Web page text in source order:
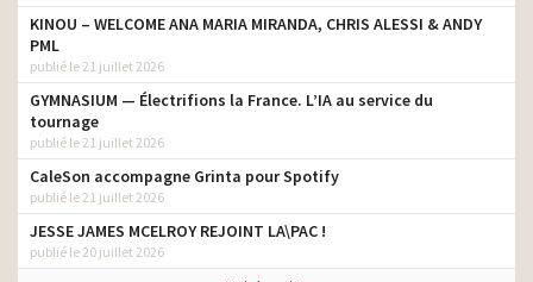
KINOU – WELCOME ANA MARIA MIRANDA, CHRIS ALESSI & ANDY
PML
publié le 21 juillet 2026
GYMNASIUM — Électrifions la France. L’IA au service du
tournage
publié le 21 juillet 2026
CaleSon accompagne Grinta pour Spotify
publié le 21 juillet 2026
JESSE JAMES MCELROY REJOINT LA\PAC !
publié le 20 juillet 2026